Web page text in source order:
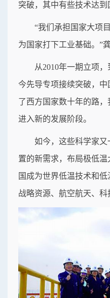
突破，其中有些技术达到
“我们承担国家大项
为国家打下工业基础。”
从2010年一期立项
今先导专项接续突破，
了西方国家数十年的路
进入新的发展阶段。
如今，这些科学家
置的新需求，布局极低
国成为世界低温技术和
战略资源、航空航天、科